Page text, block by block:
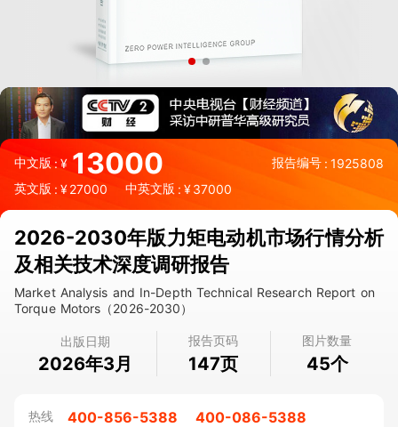
中文版:¥ 13000 报告编号 : 1925808
英文版 : ¥27000 中英文版 : ¥37000
2026-2030年版力矩电动机市场行情分析
及相关技术深度调研报告
Market Analysis and In-Depth Technical Research Report on
Torque Motors（2026-2030）
出版日期
2026年3月
报告页码
147页
图片数量
45个
热线 400-856-5388 400-086-5388
27年研究经验，深度洞察行业驱动力
多元化、高学历的实战型精英团队